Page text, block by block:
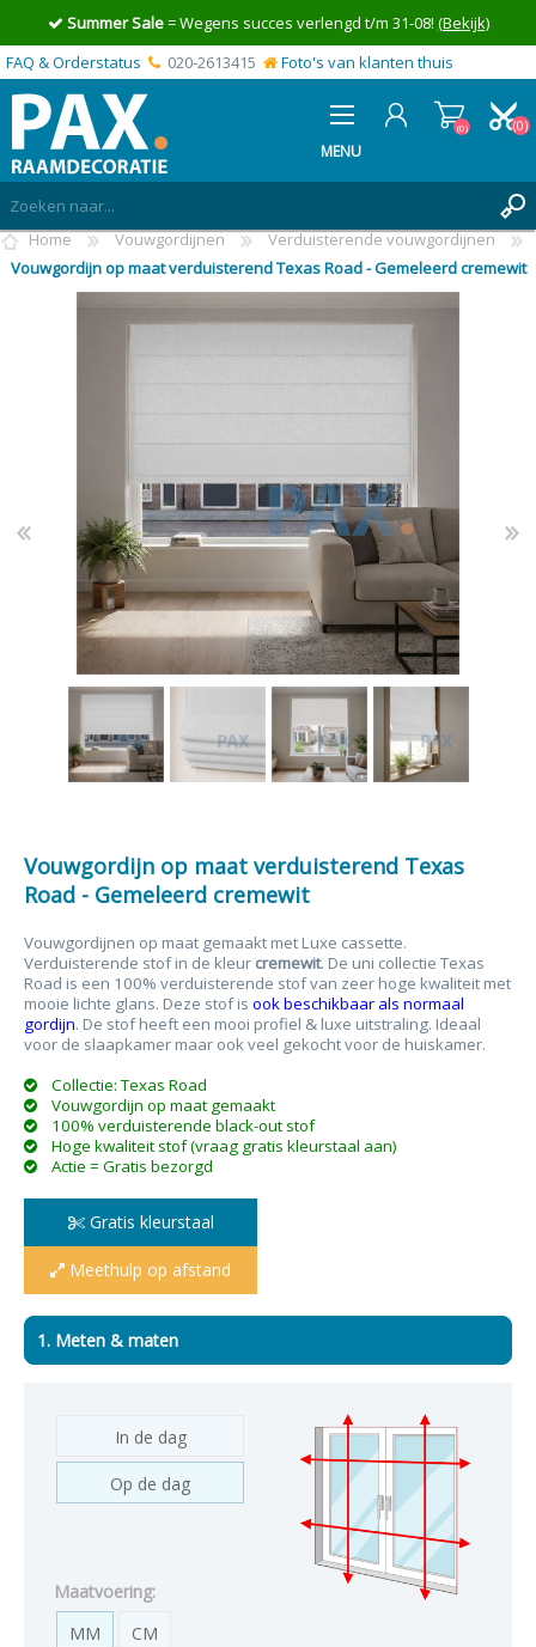
Summer Sale= Wegens succes verlengd t/m 31-08! (Bekijk)
FAQ & Orderstatus
020-2613415 Foto's van klanten thuis
MENU
INLOGGEN
MIJN OFFERTE
(0)
(0)
Home Vouwgordijnen
Verduisterende vouwgordijnen
Vouwgordijn op maat verduisterend Texas Road - Gemeleerd cremewit
Vouwgordijn op maat verduisterend Texas
Road - Gemeleerd cremewit
Vouwgordijnen op maat gemaakt met Luxe cassette.
Verduisterende stof in de kleur cremewit. De uni collectie Texas
Road is een 100% verduisterende stof van zeer hoge kwaliteit met
mooie lichte glans. Deze stof is ook beschikbaar als normaal
gordijn. De stof heeft een mooi profiel & luxe uitstraling. Ideaal
voor de slaapkamer maar ook veel gekocht voor de huiskamer.
Collectie: Texas Road
Vouwgordijn op maat gemaakt
100% verduisterende black-out stof
Hoge kwaliteit stof (vraag gratis kleurstaal aan)
Actie = Gratis bezorgd
Gratis kleurstaal
Meethulp op afstand
1. Meten & maten
In de dag
Op de dag
Maatvoering:
MM
CM